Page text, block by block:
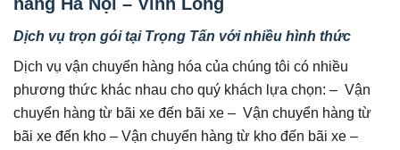
Dịch vụ trọn gói tại Trọng Tấn với nhiều hình thức
Dịch vụ vận chuyển hàng hóa của chúng tôi có nhiều
phương thức khác nhau cho quý khách lựa chọn: – Vận
chuyển hàng từ bãi xe đến bãi xe – Vận chuyển hàng từ
bãi xe đến kho – Vận chuyển hàng từ kho đến bãi xe –